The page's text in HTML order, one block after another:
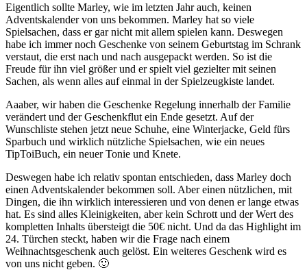
Eigentlich sollte Marley, wie im letzten Jahr auch, keinen
Adventskalender von uns bekommen. Marley hat so viele
Spielsachen, dass er gar nicht mit allem spielen kann. Deswegen
habe ich immer noch Geschenke von seinem Geburtstag im Schrank
verstaut, die erst nach und nach ausgepackt werden. So ist die
Freude für ihn viel größer und er spielt viel gezielter mit seinen
Sachen, als wenn alles auf einmal in der Spielzeugkiste landet.
Aaaber, wir haben die Geschenke Regelung innerhalb der Familie
verändert und der Geschenkflut ein Ende gesetzt. Auf der
Wunschliste stehen jetzt neue Schuhe, eine Winterjacke, Geld fürs
Sparbuch und wirklich nützliche Spielsachen, wie ein neues
TipToiBuch, ein neuer Tonie und Knete.
Deswegen habe ich relativ spontan entschieden, dass Marley doch
einen Adventskalender bekommen soll. Aber einen nützlichen, mit
Dingen, die ihn wirklich interessieren und von denen er lange etwas
hat. Es sind alles Kleinigkeiten, aber kein Schrott und der Wert des
kompletten Inhalts übersteigt die 50€ nicht. Und da das Highlight im
24. Türchen steckt, haben wir die Frage nach einem
Weihnachtsgeschenk auch gelöst. Ein weiteres Geschenk wird es
von uns nicht geben. 🙂